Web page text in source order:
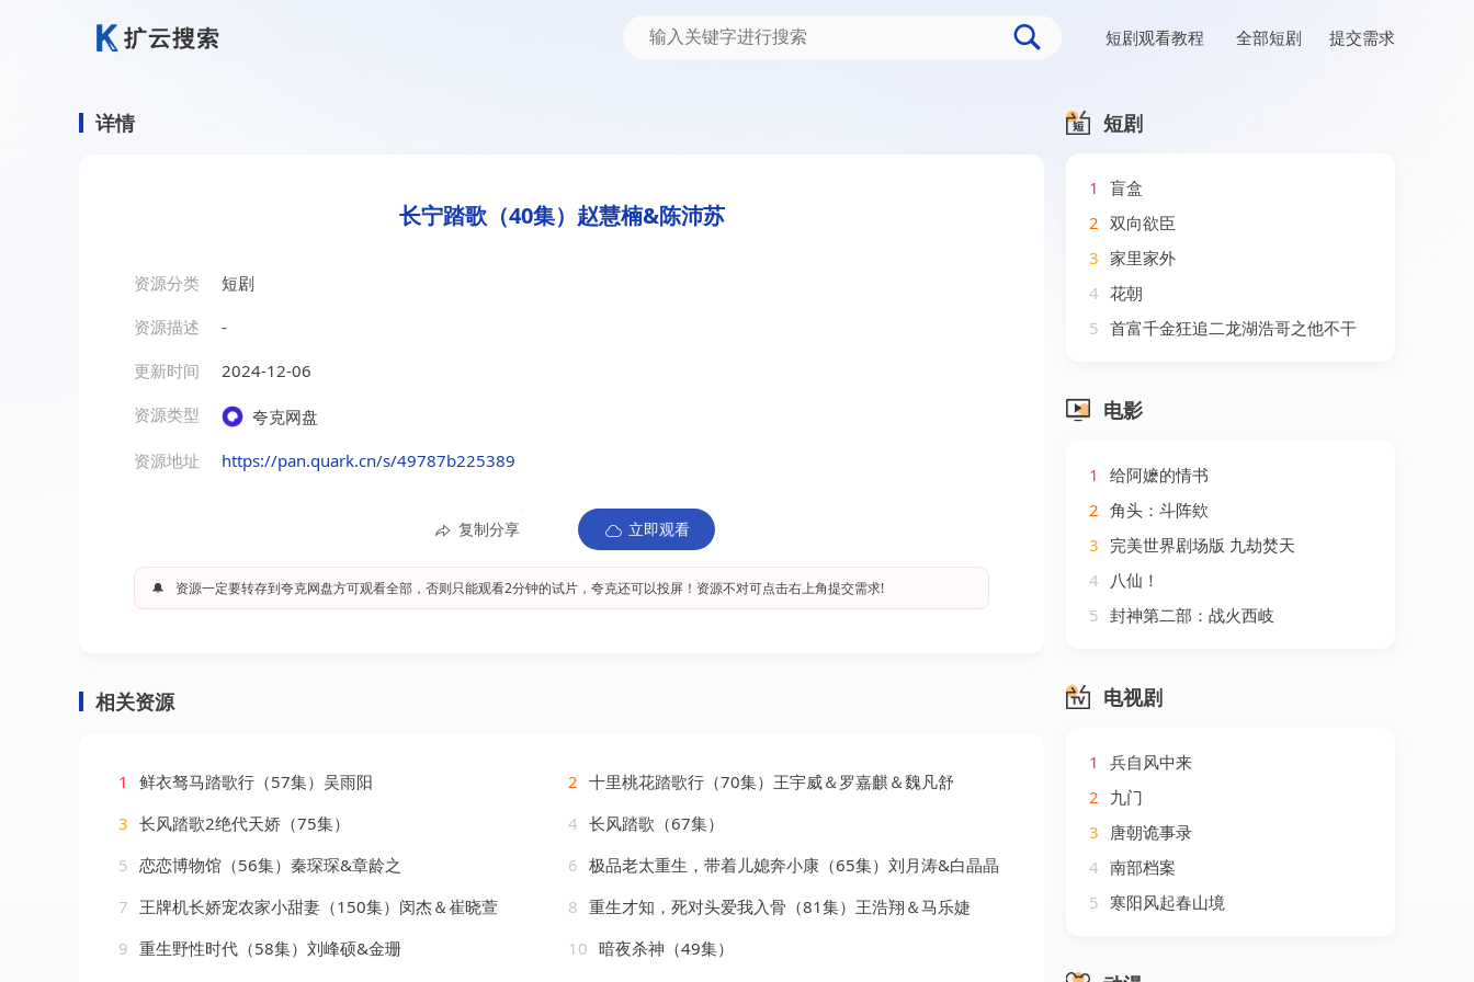
短剧观看教程 全部短剧 提交需求
详情
长宁踏歌（40集）赵慧楠&陈沛苏
资源分类
短剧
资源描述
-
更新时间
2024-12-06
资源类型
夸克网盘
资源地址
https://pan.quark.cn/s/49787b225389
复制分享 立即观看
🔔 资源一定要转存到夸克网盘方可观看全部，否则只能观看2分钟的试片，夸克还可以投屏！资源不对可点击右上角提交需求!
相关资源
1 鲜衣驽马踏歌行（57集）吴雨阳 2 十里桃花踏歌行（70集）王宇威＆罗嘉麒＆魏凡舒
3 长风踏歌2绝代天娇（75集） 4 长风踏歌（67集）
5 恋恋博物馆（56集）秦琛琛&章龄之 6 极品老太重生，带着儿媳奔小康（65集）刘月涛&白晶晶
7 王牌机长娇宠农家小甜妻（150集）闵杰＆崔晓萱 8 重生才知，死对头爱我入骨（81集）王浩翔＆马乐婕
9 重生野性时代（58集）刘峰硕&金珊 10 暗夜杀神（49集）
短剧
1
盲盒
2 双向欲臣
3 家里家外
4 花朝
5 首富千金狂追二龙湖浩哥之他不干
电影
1
给阿嬷的情书
2 角头：斗阵欸
3 完美世界剧场版 九劫焚天
4
八仙！
5 封神第二部：战火西岐
电视剧
1
兵自风中来
2 九门
3 唐朝诡事录
4 南部档案
5 寒阳风起春山境